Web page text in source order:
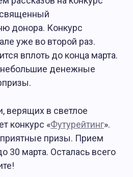
донора. Конкурс
уже во второй раз.
вплоть до конца марта.
денежные
верящих в светлое
конкурс «Футурейтинг».
призы. Прием
30 марта. Осталась всего